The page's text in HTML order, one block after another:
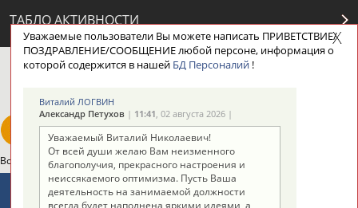
ТАБЛО АКТИВНОСТИ
ЦЕЛИ ПРОЕКТА НАШИ КНОПКИ
Вопросы сотрудничества и совместной деятельности
Адресов в новостной рассылке: 996
Уважаемые пользователи Вы можете написать ПРИВЕТСТВИЕ/
ПОЗДРАВЛЕНИЕ/СООБЩЕНИЕ любой персоне, информация о
которой содержится в нашей БД Персоналий!
Виталий ЛОГВИН
Александр Петухов| 11:41, 02 августа 2026 |
Уважаемый Виталий Николаевич!
От всей души желаю Вам неизменного
благополучия, прекрасного настроения и
неиссякаемого оптимизма. Пусть Ваша
деятельность на занимаемой должности
всегда будет наполнена яркими идеями, а